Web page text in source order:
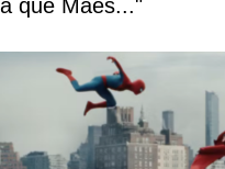
a que Maes..."